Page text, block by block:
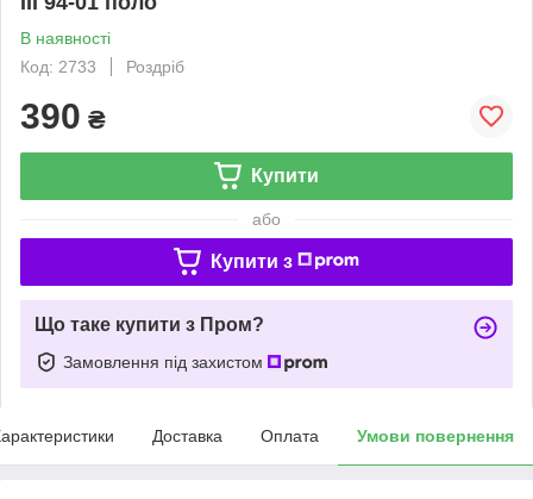
В наявності
Код: 2733
Роздріб
390 ₴
Купити
або
Купити з
Що таке купити з Пром?
Замовлення під захистом
Доставка Оплата Умови повернення